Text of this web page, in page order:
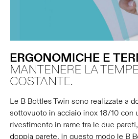
ERGONOMICHE E
MANTENERE LA
COSTANTE.
Le B Bottles Twin sono realizzate a
sottovuoto in acciaio inox 18/10 con
rivestimento in rame tra le due
doppia parete, in questo modo le B